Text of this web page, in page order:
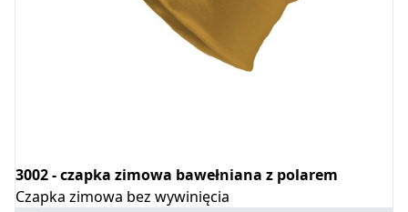
3002 - czapka zimowa bawełniana z polarem
Czapka zimowa bez wywinięcia